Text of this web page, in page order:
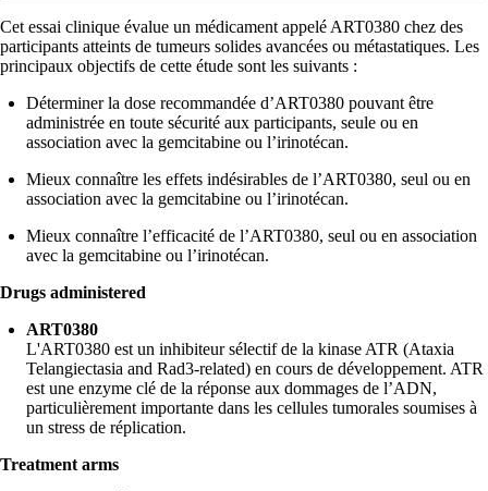
Cet essai clinique évalue un médicament appelé ART0380 chez des
participants atteints de tumeurs solides avancées ou métastatiques. Les
principaux objectifs de cette étude sont les suivants :
Déterminer la dose recommandée d’ART0380 pouvant être
administrée en toute sécurité aux participants, seule ou en
association avec la gemcitabine ou l’irinotécan.
Mieux connaître les effets indésirables de l’ART0380, seul ou en
association avec la gemcitabine ou l’irinotécan.
Mieux connaître l’efficacité de l’ART0380, seul ou en association
avec la gemcitabine ou l’irinotécan.
Drugs administered
ART0380
L'ART0380 est un inhibiteur sélectif de la kinase ATR (Ataxia
Telangiectasia and Rad3-related) en cours de développement. ATR
est une enzyme clé de la réponse aux dommages de l’ADN,
particulièrement importante dans les cellules tumorales soumises à
un stress de réplication.
Treatment arms